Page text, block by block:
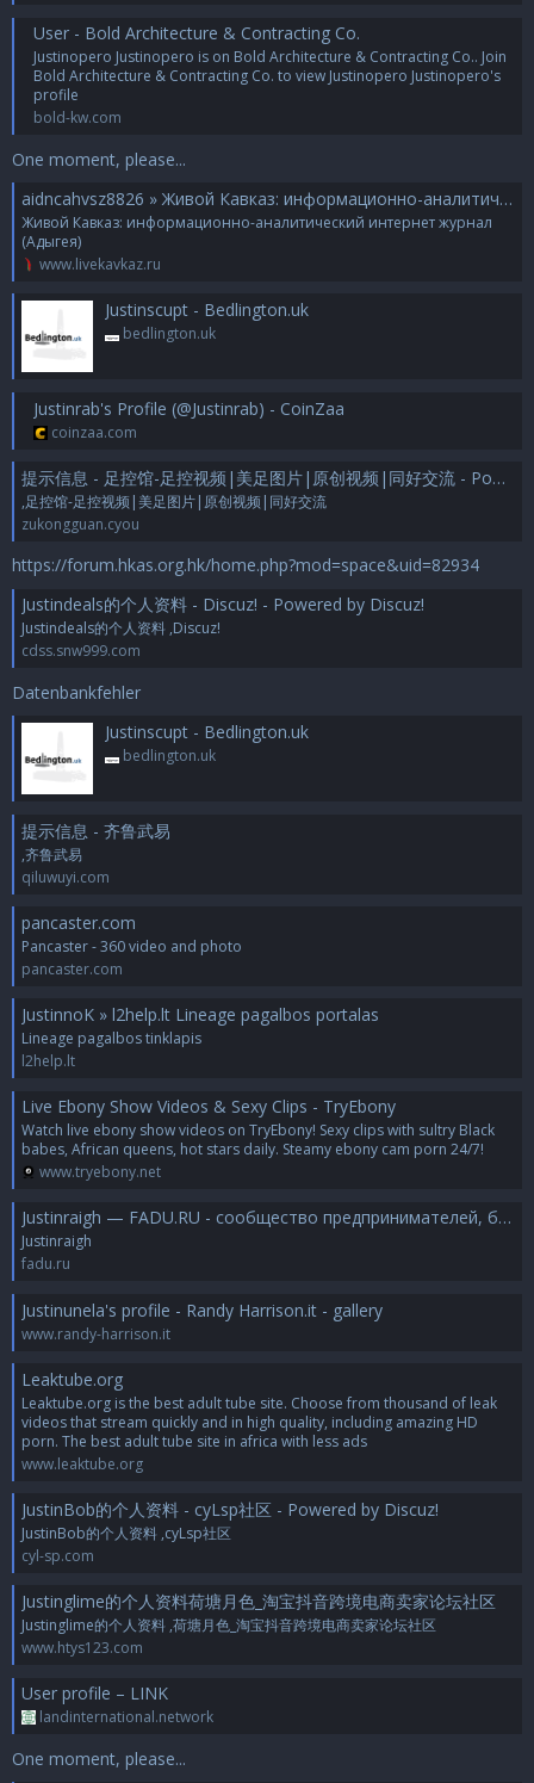
User - Bold Architecture & Contracting Co.
Justinopero Justinopero is on Bold Architecture & Contracting Co.. Join
Bold Architecture & Contracting Co. to view Justinopero Justinopero's
profile
bold-kw.com
One moment, please...
aidncahvsz8826 » Живой Кавказ: информационно-аналитический интернет журнал (Адыгея)
Живой Кавказ: информационно-аналитический интернет журнал
(Адыгея)
www.livekavkaz.ru
Justinscupt - Bedlington.uk
bedlington.uk
Justinrab's Profile (@Justinrab) - CoinZaa
coinzaa.com
提示信息 - 足控馆-足控视频|美足图片|原创视频|同好交流 - Powered by Discuz!
,足控馆-足控视频|美足图片|原创视频|同好交流
zukongguan.cyou
https://forum.hkas.org.hk/home.php?mod=space&uid=82934
Justindeals的个人资料 - Discuz! - Powered by Discuz!
Justindeals的个人资料 ,Discuz!
cdss.snw999.com
Datenbankfehler
Justinscupt - Bedlington.uk
bedlington.uk
提示信息 - 齐鲁武易
,齐鲁武易
qiluwuyi.com
pancaster.com
Pancaster - 360 video and photo
pancaster.com
JustinnoK » l2help.lt Lineage pagalbos portalas
Lineage pagalbos tinklapis
l2help.lt
Live Ebony Show Videos & Sexy Clips - TryEbony
Watch live ebony show videos on TryEbony! Sexy clips with sultry Black
babes, African queens, hot stars daily. Steamy ebony cam porn 24/7!
www.tryebony.net
Justinraigh — FADU.RU - сообщество предпринимателей, бизнес и технологии
Justinraigh
fadu.ru
Justinunela's profile - Randy Harrison.it - gallery
www.randy-harrison.it
Leaktube.org
Leaktube.org is the best adult tube site. Choose from thousand of leak
videos that stream quickly and in high quality, including amazing HD
porn. The best adult tube site in africa with less ads
www.leaktube.org
JustinBob的个人资料 - cyLsp社区 - Powered by Discuz!
JustinBob的个人资料 ,cyLsp社区
cyl-sp.com
Justinglime的个人资料荷塘月色_淘宝抖音跨境电商卖家论坛社区
Justinglime的个人资料 ,荷塘月色_淘宝抖音跨境电商卖家论坛社区
www.htys123.com
User profile – LINK
landinternational.network
One moment, please...